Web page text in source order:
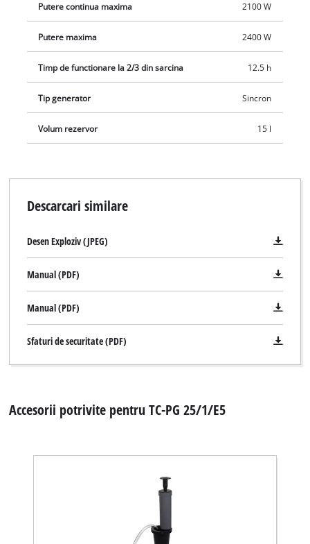
Putere continua maxima 2100 W
Putere maxima 2400 W
Timp de functionare la 2/3 din sarcina 12.5 h
Tip generator Sincron
Volum rezervor 15 l
Descarcari similare
Desen Exploziv (JPEG)
Manual (PDF)
Manual (PDF)
Sfaturi de securitate (PDF)
Accesorii potrivite pentru TC-PG 25/1/E5